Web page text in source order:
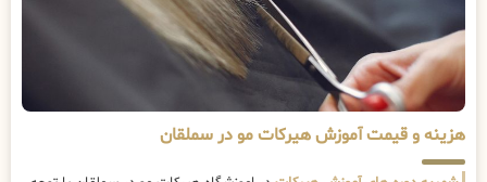
هزینه و قیمت آموزش هیرکات مو در سملقان